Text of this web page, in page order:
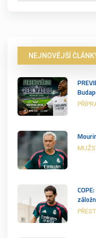
NEJNOVĚJŠÍ